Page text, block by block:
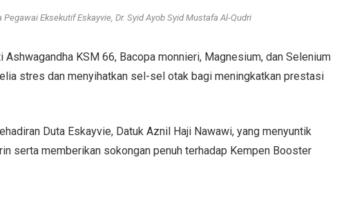
Pegawai Eksekutif Eskayvie, Dr. Syid Ayob Syid Mustafa Al-Qudri
Ashwagandha KSM 66, Bacopa monnieri, Magnesium, dan Selenium
stres dan menyihatkan sel-sel otak bagi meningkatkan prestasi
Duta Eskayvie, Datuk Aznil Haji Nawawi, yang menyuntik
serta memberikan sokongan penuh terhadap Kempen Booster